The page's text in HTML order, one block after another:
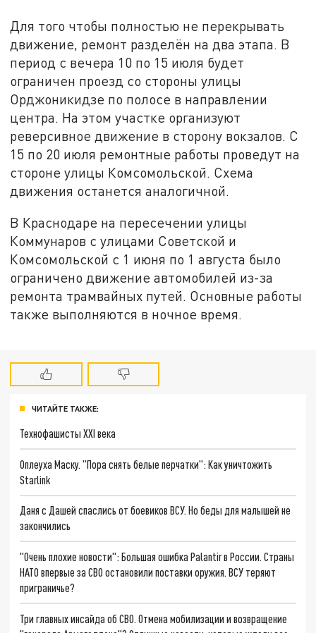
Для того чтобы полностью не перекрывать
движение, ремонт разделён на два этапа. В
период с вечера 10 по 15 июля будет
ограничен проезд со стороны улицы
Орджоникидзе по полосе в направлении
центра. На этом участке организуют
реверсивное движение в сторону вокзалов. С
15 по 20 июля ремонтные работы проведут на
стороне улицы Комсомольской. Схема
движения останется аналогичной.
В Краснодаре на пересечении улицы
Коммунаров с улицами Советской и
Комсомольской с 1 июня по 1 августа было
ограничено движение автомобилей из-за
ремонта трамвайных путей. Основные работы
также выполняются в ночное время.
ЧИТАЙТЕ ТАКЖЕ:
Технофашисты XXI века
Оплеуха Маску. "Пора снять белые перчатки": Как уничтожить
Starlink
Даня с Дашей спаслись от боевиков ВСУ. Но беды для малышей не
закончились
"Очень плохие новости": Большая ошибка Palantir в России. Страны
НАТО впервые за СВО остановили поставки оружия. ВСУ теряют
приграничье?
Три главных инсайда об СВО. Отмена мобилизации и возвращение